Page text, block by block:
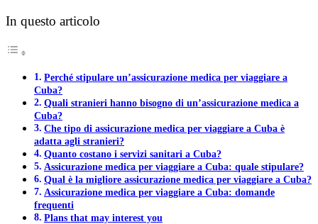
In questo articolo
Perché stipulare un’assicurazione medica per viaggiare a
Cuba?
Quali stranieri hanno bisogno di un’assicurazione medica a
Cuba?
Che tipo di assicurazione medica per viaggiare a Cuba è
adatta agli stranieri?
Quanto costano i servizi sanitari a Cuba?
Assicurazione medica per viaggiare a Cuba: quale stipulare?
Qual è la migliore assicurazione medica per viaggiare a Cuba?
Assicurazione medica per viaggiare a Cuba: domande
frequenti
Plans that may interest you